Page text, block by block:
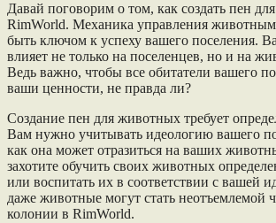
Давай поговорим о том, как создать пен
RimWorld. Механика управления
быть ключом к успеху вашего поселения.
влияет не только на поселенцев, но и на
Ведь важно, чтобы все обитатели вашего
ваши ценности, не правда ли?
Создание пен для животных требует
Вам нужно учитывать идеологию вашего
как она может отразиться на ваших
захотите обучить своих животных
или воспитать их в соответствии с вашей
даже животные могут стать неотъемлемой
колонии в RimWorld.